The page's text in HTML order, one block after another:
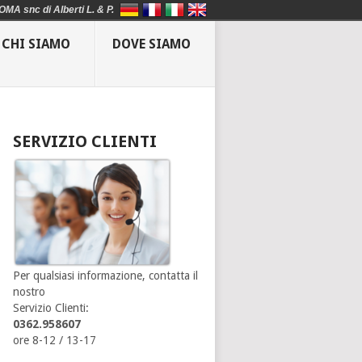
CHI SIAMO DOVE SIAMO
SERVIZIO CLIENTI
Per qualsiasi informazione, contatta il
nostro
Servizio Clienti:
0362.958607
ore 8-12 / 13-17
snc di Alberti L. & P.